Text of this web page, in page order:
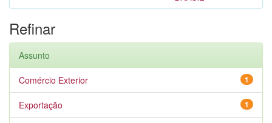
Refinar
Assunto
1
Comércio Exterior
1
Exportação